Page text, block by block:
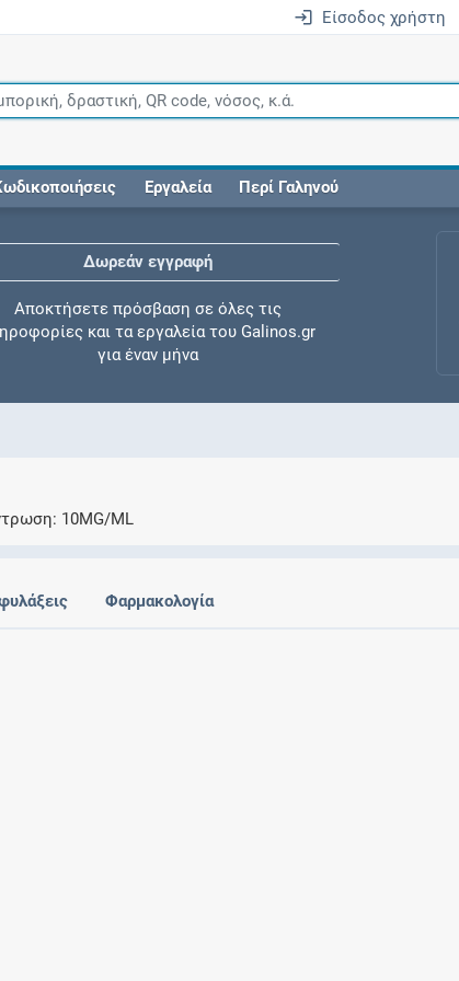
Είσοδος χρήστη
Εργαλεία Περί Γαληνού
Δωρεάν εγγραφή
Αποκτήσετε πρόσβαση σε όλες τις
και τα εργαλεία του Galinos.gr
για έναν μήνα
την αγωγή σας για αντενδείξεις και
10MG/ML
Φαρμακολογία